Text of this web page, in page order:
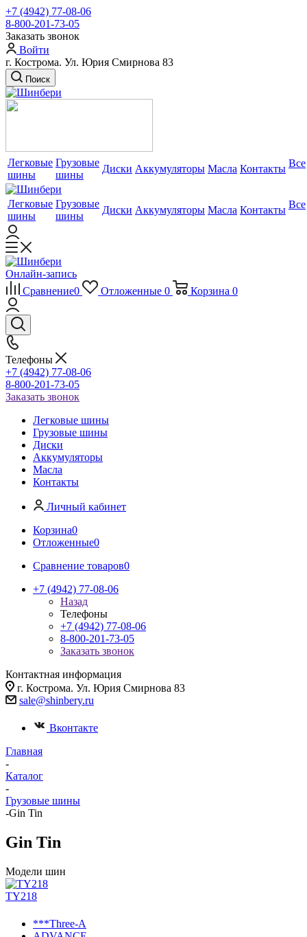
+7 (4942) 77-08-06
8-800-201-73-05
Заказать звонок
Войти
г. Кострома. Ул. Юрия Смирнова 83
Поиск
Легковые
шины
Грузовые
шины
Диски Аккумуляторы Масла Контакты Все
Легковые
шины
Грузовые
шины
Диски Аккумуляторы Масла Контакты Все
Онлайн-запись
Сравнение0 Отложенные 0 Корзина 0
Телефоны
+7 (4942) 77-08-06
8-800-201-73-05
Заказать звонок
Легковые шины
Грузовые шины
Диски
Аккумуляторы
Масла
Контакты
Личный кабинет
Корзина0
Отложенные0
Сравнение товаров0
+7 (4942) 77-08-06
Назад
Телефоны
+7 (4942) 77-08-06
8-800-201-73-05
Заказать звонок
Контактная информация
г. Кострома. Ул. Юрия Смирнова 83
sale@shinbery.ru
Вконтакте
Главная
-
Каталог
-
Грузовые шины
-Gin Tin
Gin Tin
Модели шин
TY218
***Three-A